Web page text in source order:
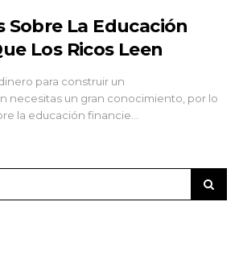
Sobre La Educación
Los Ricos Leen
para construir un
necesitas un gran conocimiento, por lo
la educación financie…